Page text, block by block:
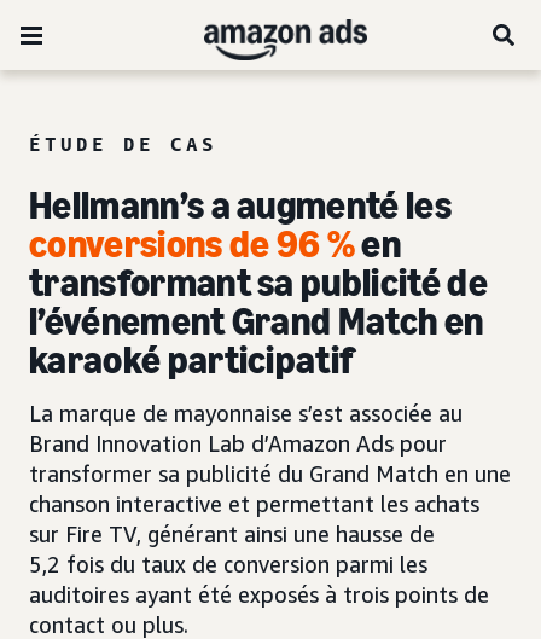
ÉTUDE DE CAS
Hellmann’s a augmenté les
conversions de 96 %en
transformant sa publicité de
l’événement Grand Match en
karaoké participatif
La marque de mayonnaise s’est associée au
Brand Innovation Lab d’Amazon Ads pour
transformer sa publicité du Grand Match en une
chanson interactive et permettant les achats
sur Fire TV, générant ainsi une hausse de
5,2 fois du taux de conversion parmi les
auditoires ayant été exposés à trois points de
contact ou plus.